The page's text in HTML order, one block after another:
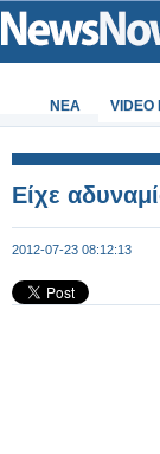
ΝΕΑ VIDEO
Είχε
2012-07-23 08:12:13